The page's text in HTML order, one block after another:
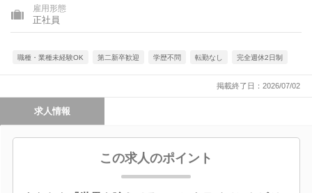
雇用形態
正社員
職種・業種未経験OK 第二新卒歓迎 学歴不問 転勤なし 完全週休2日制
掲載終了日：2026/07/02
求人情報
この求人のポイント